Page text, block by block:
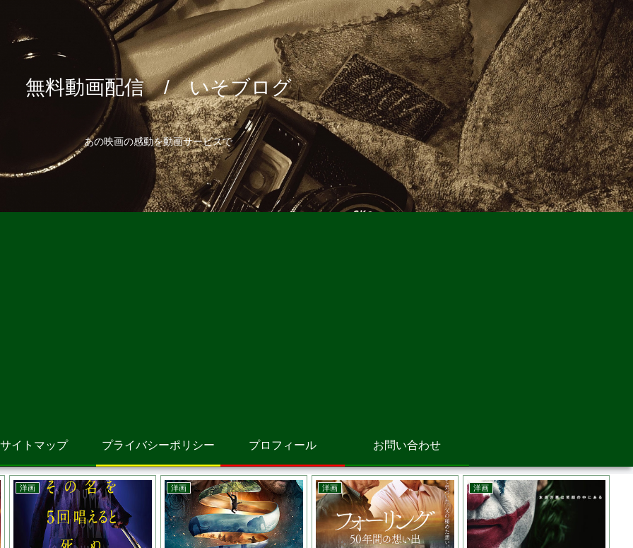
無料動画配信 / いそブログ
あの映画の感動を動画サービスで
サイトマップ プライバシーポリシー プロフィール お問い合わせ
洋画 邦画